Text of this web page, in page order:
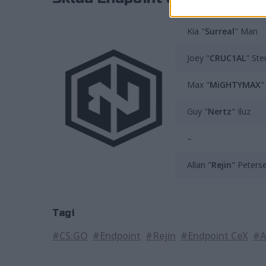
Kia "Surreal" Man
Joey "CRUC1AL"
Max "MiGHTYMAX"
Guy "Nertz" Iluz
–
Allan "Rejin"
Tagi
#CS:GO #Endpoint #Rejin #Endpoint CeX